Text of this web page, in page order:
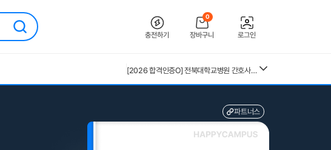
충전하기
0
장바구니 로그인
[2026 합격인증O] 전북대학교병원 간호사 채용 대비 필기+면접 기출 정리
파트너스